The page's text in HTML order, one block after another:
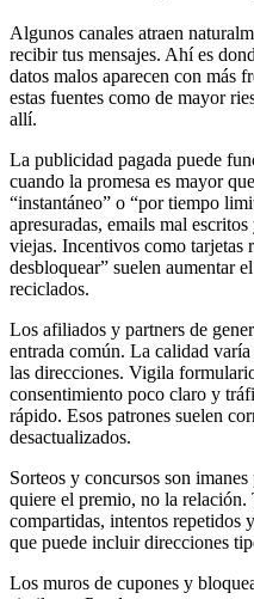
Algunos canales atraen
recibir tus mensajes. Ahí es
datos malos aparecen con más
estas fuentes como de mayor
allí.
La publicidad pagada puede
cuando la promesa es mayor
“instantáneo” o “por tiempo
apresuradas, emails mal
viejas. Incentivos como tarjetas
desbloquear” suelen aumentar
reciclados.
Los afiliados y partners de
entrada común. La calidad
las direcciones. Vigila
consentimiento poco claro y
rápido. Esos patrones suelen
desactualizados.
Sorteos y concursos son
quiere el premio, no la relación.
compartidas, intentos repetidos
que puede incluir direcciones
Los muros de cupones y